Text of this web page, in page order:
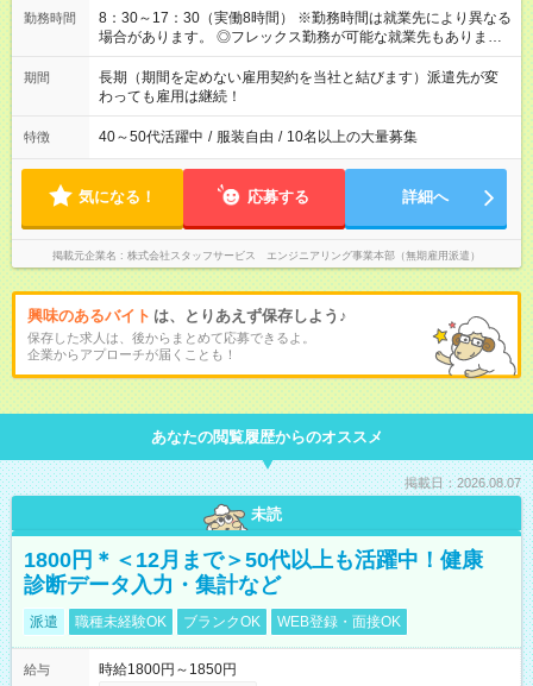
勤務時間
8：30～17：30（実働8時間） ※勤務時間は就業先により異なる
場合があります。 ◎フレックス勤務が可能な就業先もありま
す。 ◎今よりもさらに働きやすい環境をつくるべく、 働き方
改革に全社をあげて取り組んでいます。
期間
長期（期間を定めない雇用契約を当社と結びます）派遣先が変
わっても雇用は継続！
特徴 40～50代活躍中 / 服装自由 / 10名以上の大量募集
気になる！ 応募する 詳細へ
掲載元企業名 株式会社スタッフサービス エンジニアリング事業本部（無期雇用派遣）
興味のあるバイト は、とりあえず保存しよう♪
保存した求人は、後からまとめて応募できるよ。
企業からアプローチが届くことも！
あなたの閲覧履歴からのオススメ
掲載日：2026.08.07
未読
1800円＊＜12月まで＞50代以上も活躍中！健康
診断データ入力・集計など
派遣 職種未経験OK ブランクOK WEB登録・面接OK
給与
時給1800円～1850円